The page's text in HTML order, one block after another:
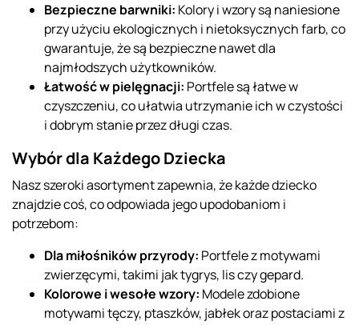
Bezpieczne barwniki: Kolory i wzory są naniesione
przy użyciu ekologicznych i nietoksycznych farb, co
gwarantuje, że są bezpieczne nawet dla
najmłodszych użytkowników.
Łatwość w pielęgnacji: Portfele są łatwe w
czyszczeniu, co ułatwia utrzymanie ich w czystości
i dobrym stanie przez długi czas.
Wybór dla Każdego Dziecka
Nasz szeroki asortyment zapewnia, że każde dziecko
znajdzie coś, co odpowiada jego upodobaniom i
potrzebom:
Dla miłośników przyrody: Portfele z motywami
zwierzęcymi, takimi jak tygrys, lis czy gepard.
Kolorowe i wesołe wzory: Modele zdobione
motywami tęczy, ptaszków, jabłek oraz postaciami z